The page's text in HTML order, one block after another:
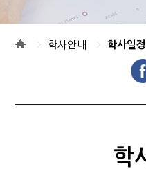
학사안내 학사일정
학